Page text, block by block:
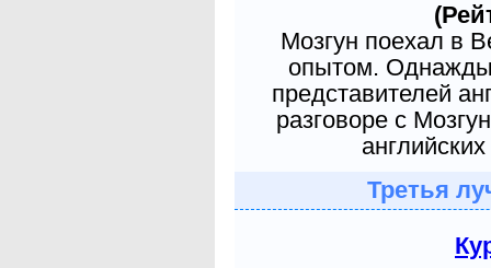
Мозгун поехал в
опытом. Однажды
представителей
разговоре с
Третья